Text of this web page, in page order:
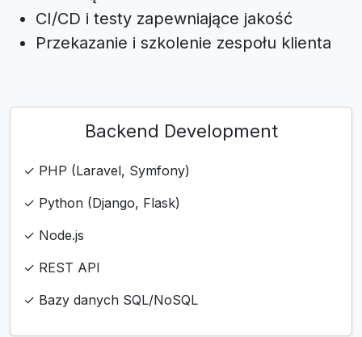
CI/CD i testy zapewniające jakość
Przekazanie i szkolenie zespołu klienta
Backend Development
✓ PHP (Laravel, Symfony)
✓ Python (Django, Flask)
✓ Node.js
✓ REST API
✓ Bazy danych SQL/NoSQL